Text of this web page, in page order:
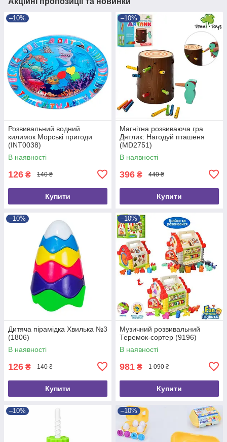
–10%
Розвивальний водний
килимок Морські пригоди
(INT0038)
В наявності
126 ₴ 140 ₴
Купити
–10%
Магнітна розвиваюча гра
Дятлик: Нагодуй пташеня
(MD2751)
В наявності
396 ₴ 440 ₴
Купити
–10%
Дитяча пірамідка Хвилька №3
(1806)
В наявності
126 ₴ 140 ₴
Купити
–10%
Музичний розвивальний
Теремок-сортер (9196)
В наявності
981 ₴ 1 090 ₴
Купити
–10% –10%